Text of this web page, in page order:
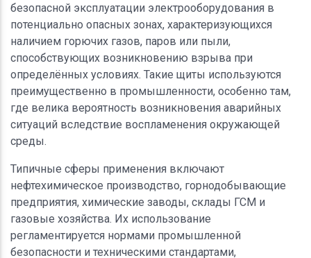
безопасной эксплуатации электрооборудования в
потенциально опасных зонах, характеризующихся
наличием горючих газов, паров или пыли,
способствующих возникновению взрыва при
определённых условиях. Такие щиты используются
преимущественно в промышленности, особенно там,
где велика вероятность возникновения аварийных
ситуаций вследствие воспламенения окружающей
среды.
Типичные сферы применения включают
нефтехимическое производство, горнодобывающие
предприятия, химические заводы, склады ГСМ и
газовые хозяйства. Их использование
регламентируется нормами промышленной
безопасности и техническими стандартами,